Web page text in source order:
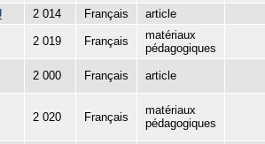
2 014 Français
article
2 019 Français
matériaux
pédagogiques
2 000 Français article
2 020 Français
matériaux
pédagogiques